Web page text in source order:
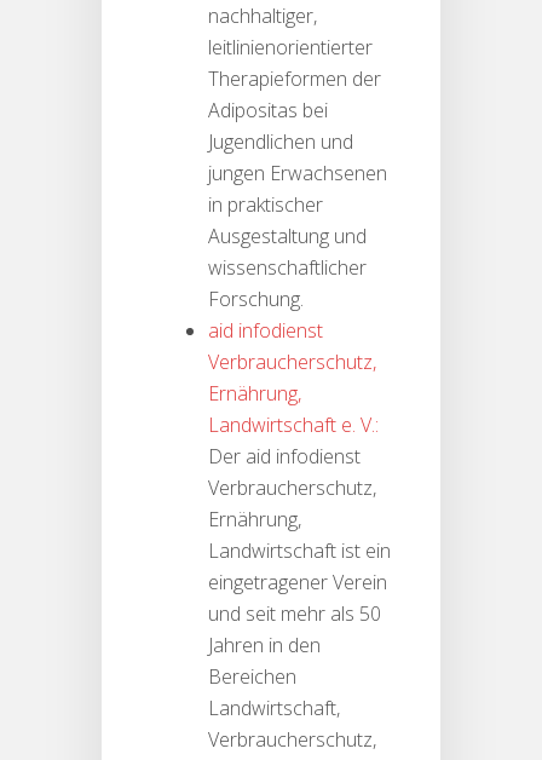
nachhaltiger,
leitlinienorientierter
Therapieformen der
Adipositas bei
Jugendlichen und
jungen Erwachsenen
in praktischer
Ausgestaltung und
wissenschaftlicher
Forschung.
aid infodienst
Verbraucherschutz,
Ernährung,
Landwirtschaft e. V.:
Der aid infodienst
Verbraucherschutz,
Ernährung,
Landwirtschaft ist ein
eingetragener Verein
und seit mehr als 50
Jahren in den
Bereichen
Landwirtschaft,
Verbraucherschutz,